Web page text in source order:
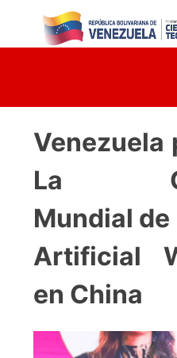
content
Venezuela
La
Mundial
Artificial
en China